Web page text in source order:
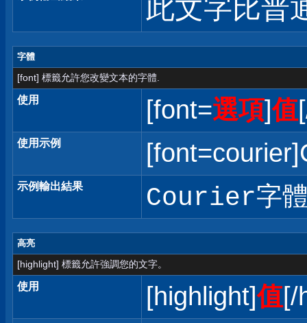
此文字比普
字體
[font] 標籤允許您改變文本的字體.
使用 [font=選項]值
使用示例
示例輸出結果 Courier字
高亮
[highlight] 標籤允許強調您的文字。
使用 [highlight]值[/